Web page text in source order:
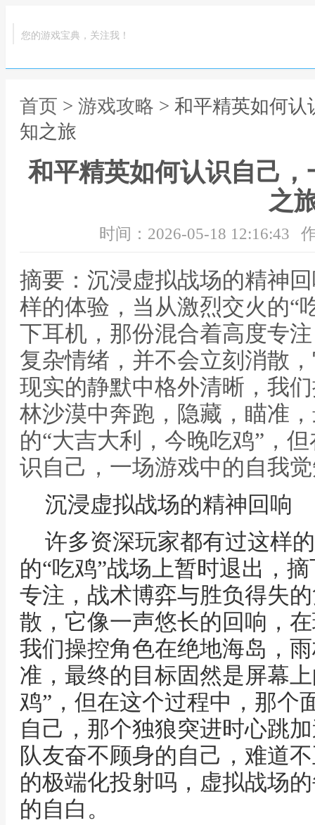
您的游戏宝典，关注我！
首页 > 游戏攻略 > 和平精英如何
知之旅
和平精英如何认识自己
之
时间：2026-05-18 12:16:43
摘要：沉浸虚拟战场的精神
样的体验，当从激烈交火的“
下耳机，那份混合着高度专
复杂情绪，并不会立刻消散
现实的静默中格外清晰，我
林沙漠中奔跑，隐藏，瞄准
的“大吉大利，今晚吃鸡”，
识自己，一场游戏中的自我
沉浸虚拟战场的精神回响
许多资深玩家都有过这样
的“吃鸡”战场上暂时退出，
专注，战术博弈与胜负得失
散，它像一声悠长的回响，
我们操控角色在绝地海岛，
准，最终的目标固然是屏幕
鸡”，但在这个过程中，那个
自己，那个独狼突进时心跳
队友奋不顾身的自己，难道
的极端化投射吗，虚拟战场
的自白。